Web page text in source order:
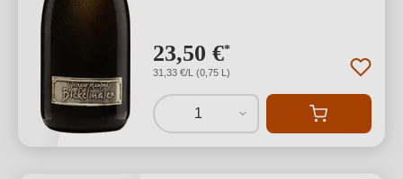
23,50 €*
31,33 €/L (0,75 L)
1